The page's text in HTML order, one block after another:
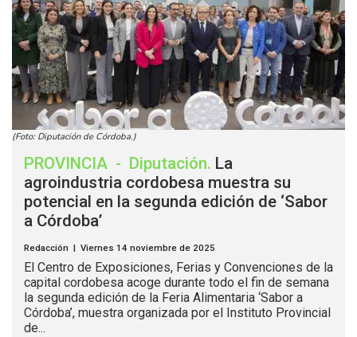
(Foto: Diputación de Córdoba.)
PROVINCIA - Diputación. La
agroindustria cordobesa muestra su
potencial en la segunda edición de ‘Sabor
a Córdoba’
Redacción | Viernes 14 noviembre de 2025
El Centro de Exposiciones, Ferias y Convenciones de la
capital cordobesa acoge durante todo el fin de semana
la segunda edición de la Feria Alimentaria ‘Sabor a
Córdoba’, muestra organizada por el Instituto Provincial
de...